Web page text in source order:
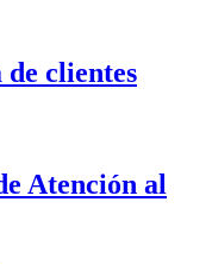
clientes
Atención al